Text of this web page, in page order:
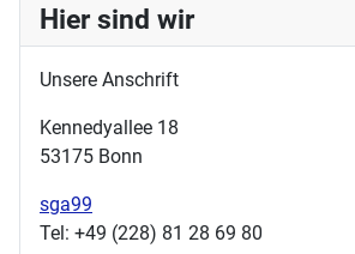
Hier sind wir
Unsere Anschrift
Kennedyallee 18
53175 Bonn
sga99
Tel: +49 (228) 81 28 69 80